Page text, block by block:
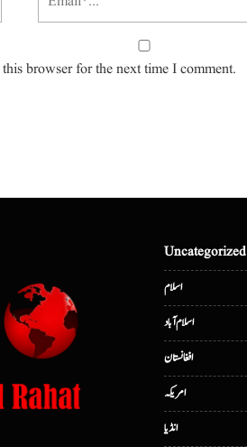
browser for the next time I comment.
Uncategorized
اسلام
اسلام آباد
افغانستان
امریکہ
انڈیا